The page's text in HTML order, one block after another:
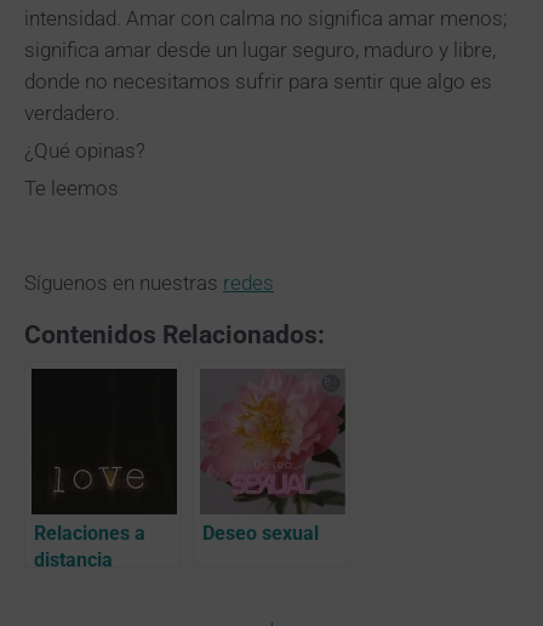
intensidad. Amar con calma no significa amar menos;
significa amar desde un lugar seguro, maduro y libre,
donde no necesitamos sufrir para sentir que algo es
verdadero.
¿Qué opinas?
Te leemos
Síguenos en nuestras redes
Contenidos Relacionados:
Relaciones a
distancia
Deseo sexual